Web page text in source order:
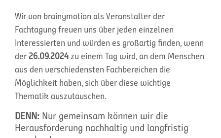
Wir von brainymotion als Veranstalter der
Fachtagung freuen uns über jeden einzelnen
Interessierten und würden es großartig finden, wenn
der 26.09.2024zu einem Tag wird, an dem Menschen
aus den verschiedensten Fachbereichen die
Möglichkeit haben, sich über diese wichtige
Thematik auszutauschen.
DENN: Nur gemeinsam können wir die
Herausforderung nachhaltig und langfristig